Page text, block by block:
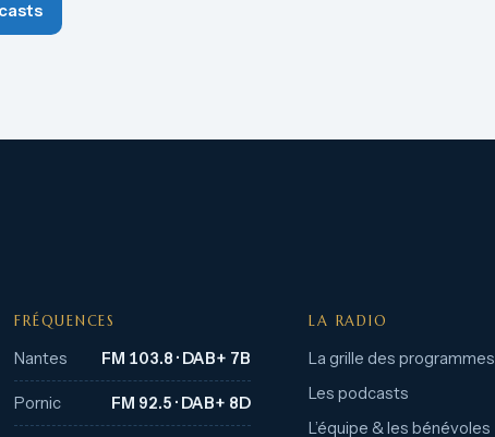
FRÉQUENCES
Nantes FM 103.8 · DAB+ 7B
Pornic FM 92.5 · DAB+ 8D
LA RADIO
La grille des programmes
Les podcasts
L’équipe & les bénévoles